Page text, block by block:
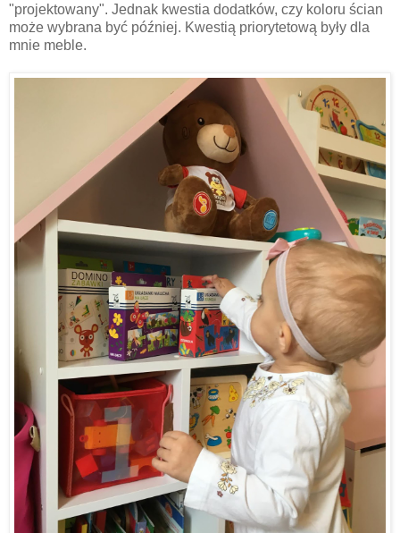
"projektowany". Jednak kwestia dodatków, czy koloru ścian
może wybrana być później. Kwestią priorytetową były dla
mnie meble.